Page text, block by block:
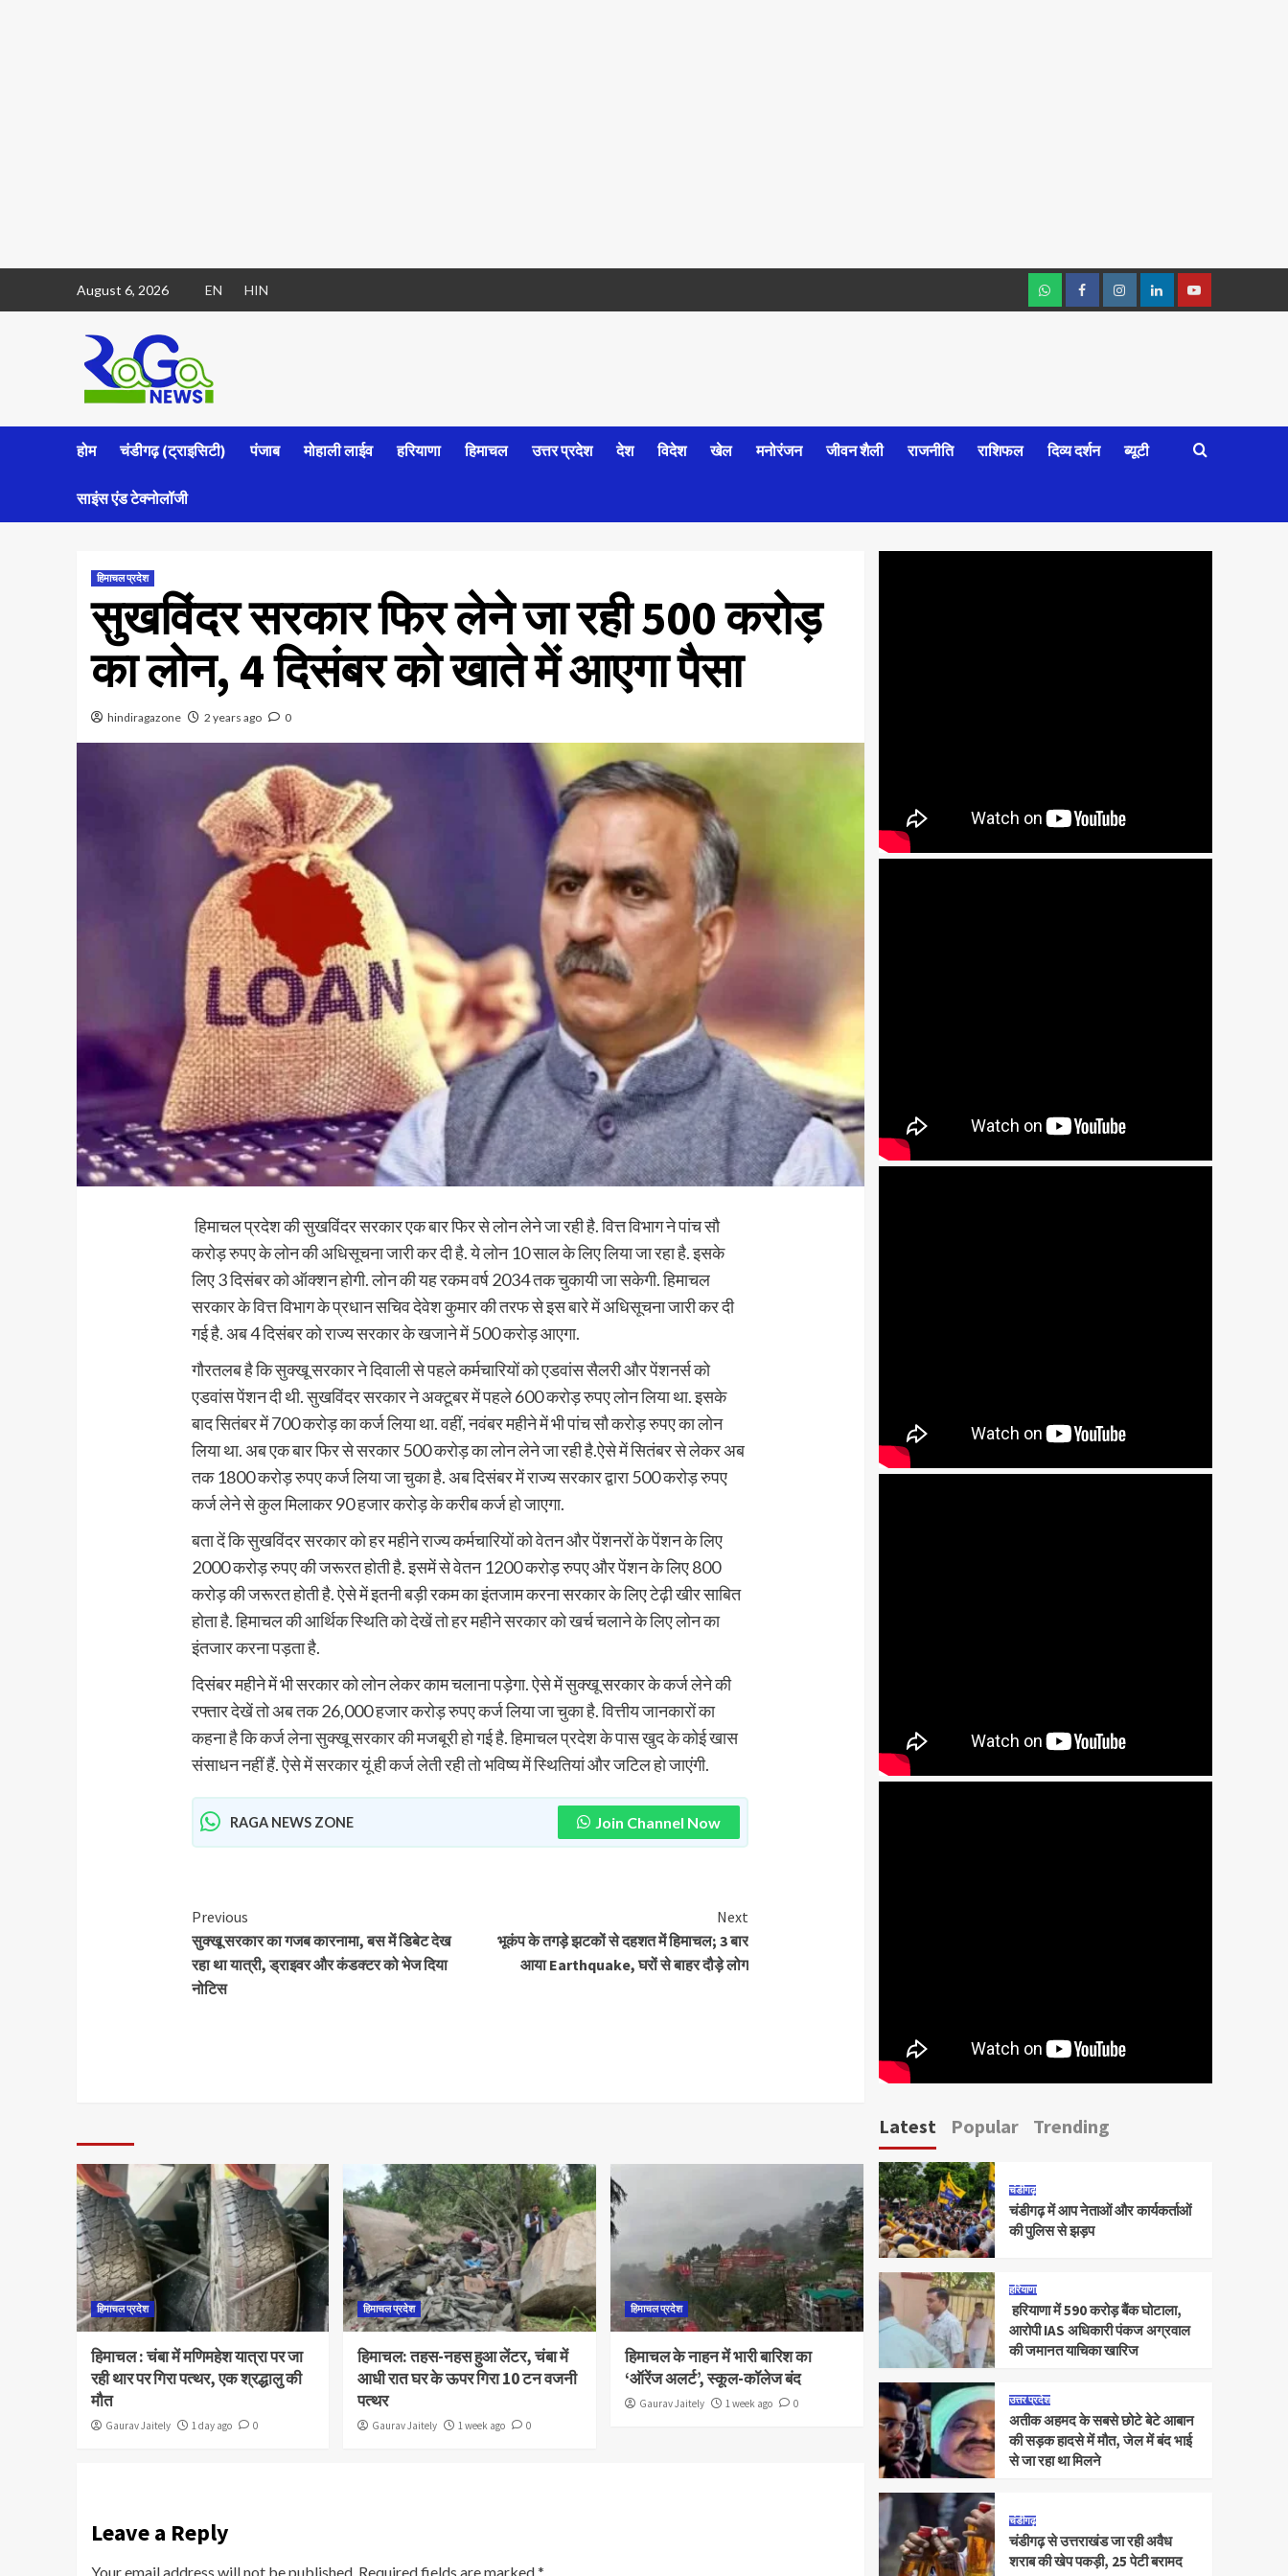
August 6, 2026 EN HIN
होम चंडीगढ़ (ट्राइसिटी) पंजाब मोहाली लाईव हरियाणा हिमाचल उत्तर प्रदेश देश विदेश खेल मनोरंजन जीवन शैली राजनीति राशिफल दिव्य दर्शन ब्यूटी
साइंस एंड टेक्नोलॉजी
हिमाचल प्रदेश
सुखविंदर सरकार फिर लेने जा रही 500 करोड़
का लोन, 4 दिसंबर को खाते में आएगा पैसा
hindiragazone 2 years ago 0
हिमाचल प्रदेश की सुखविंदर सरकार एक बार फिर से लोन लेने जा रही है. वित्त विभाग ने पांच सौ
करोड़ रुपए के लोन की अधिसूचना जारी कर दी है. ये लोन 10 साल के लिए लिया जा रहा है. इसके
लिए 3 दिसंबर को ऑक्शन होगी. लोन की यह रकम वर्ष 2034 तक चुकायी जा सकेगी. हिमाचल
सरकार के वित्त विभाग के प्रधान सचिव देवेश कुमार की तरफ से इस बारे में अधिसूचना जारी कर दी
गई है. अब 4 दिसंबर को राज्य सरकार के खजाने में 500 करोड़ आएगा.
गौरतलब है कि सुक्खू सरकार ने दिवाली से पहले कर्मचारियों को एडवांस सैलरी और पेंशनर्स को
एडवांस पेंशन दी थी. सुखविंदर सरकार ने अक्टूबर में पहले 600 करोड़ रुपए लोन लिया था. इसके
बाद सितंबर में 700 करोड़ का कर्ज लिया था. वहीं, नवंबर महीने में भी पांच सौ करोड़ रुपए का लोन
लिया था. अब एक बार फिर से सरकार 500 करोड़ का लोन लेने जा रही है.ऐसे में सितंबर से लेकर अब
तक 1800 करोड़ रुपए कर्ज लिया जा चुका है. अब दिसंबर में राज्य सरकार द्वारा 500 करोड़ रुपए
कर्ज लेने से कुल मिलाकर 90 हजार करोड़ के करीब कर्ज हो जाएगा.
बता दें कि सुखविंदर सरकार को हर महीने राज्य कर्मचारियों को वेतन और पेंशनरों के पेंशन के लिए
2000 करोड़ रुपए की जरूरत होती है. इसमें से वेतन 1200 करोड़ रुपए और पेंशन के लिए 800
करोड़ की जरूरत होती है. ऐसे में इतनी बड़ी रकम का इंतजाम करना सरकार के लिए टेढ़ी खीर साबित
होता है. हिमाचल की आर्थिक स्थिति को देखें तो हर महीने सरकार को खर्च चलाने के लिए लोन का
इंतजार करना पड़ता है.
दिसंबर महीने में भी सरकार को लोन लेकर काम चलाना पड़ेगा. ऐसे में सुक्खू सरकार के कर्ज लेने की
रफ्तार देखें तो अब तक 26,000 हजार करोड़ रुपए कर्ज लिया जा चुका है. वित्तीय जानकारों का
कहना है कि कर्ज लेना सुक्खू सरकार की मजबूरी हो गई है. हिमाचल प्रदेश के पास खुद के कोई खास
संसाधन नहीं हैं. ऐसे में सरकार यूं ही कर्ज लेती रही तो भविष्य में स्थितियां और जटिल हो जाएंगी.
RAGA NEWS ZONE Join Channel Now
Previous
सुक्खू सरकार का गजब कारनामा, बस में डिबेट देख
रहा था यात्री, ड्राइवर और कंडक्टर को भेज दिया
नोटिस
Next
भूकंप के तगड़े झटकों से दहशत में हिमाचल; 3 बार
आया Earthquake, घरों से बाहर दौड़े लोग
हिमाचल प्रदेश
हिमाचल : चंबा में मणिमहेश यात्रा पर जा
रही थार पर गिरा पत्थर, एक श्रद्धालु की
मौत
Gaurav Jaitely 1 day ago 0
हिमाचल प्रदेश
हिमाचल: तहस-नहस हुआ लेंटर, चंबा में
आधी रात घर के ऊपर गिरा 10 टन वजनी
पत्थर
Gaurav Jaitely 1 week ago 0
हिमाचल प्रदेश
हिमाचल के नाहन में भारी बारिश का
‘ऑरेंज अलर्ट’, स्कूल-कॉलेज बंद
Gaurav Jaitely 1 week ago 0
Leave a Reply
Your email address will not be published. Required fields are marked*
Latest Popular Trending
चंडीगढ़
चंडीगढ़ में आप नेताओं और कार्यकर्ताओं
की पुलिस से झड़प
हरियाणा
हरियाणा में 590 करोड़ बैंक घोटाला,
आरोपी IAS अधिकारी पंकज अग्रवाल
की जमानत याचिका खारिज
उत्तर प्रदेश
अतीक अहमद के सबसे छोटे बेटे आबान
की सड़क हादसे में मौत, जेल में बंद भाई
से जा रहा था मिलने
चंडीगढ़
चंडीगढ़ से उत्तराखंड जा रही अवैध
शराब की खेप पकड़ी, 25 पेटी बरामद